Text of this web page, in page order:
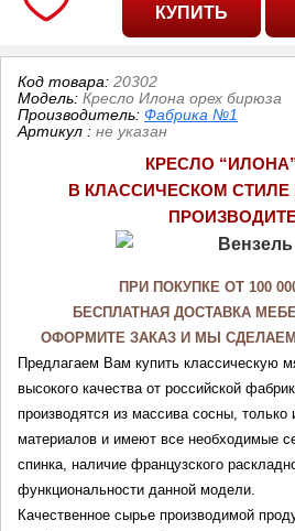
Код товара: 20302
Модель: Кресло Илона орех бирюза
Производитель: Фабрика №1
Артикул : не указан
КРЕСЛО
В КЛАССИЧЕСКОМ
ПРИ ПОКУПКЕ ОТ 100
БЕСПЛАТНАЯ ДОСТАВКА
ОФОРМИТЕ ЗАКАЗ И МЫ СДЕЛАЕМ
Предлагаем Вам купить классическую
высокого качества от российской
производятся из массива сосны, только
материалов и имеют все необходимые
спинка, наличие французского
функциональности данной модели.
Качественное сырье производимой